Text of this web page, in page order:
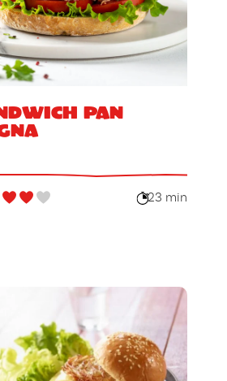
Pan
23 min